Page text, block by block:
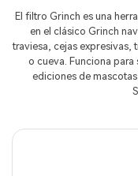
El filtro Grinch es una
en el clásico Grinch
traviesa, cejas expresivas,
o cueva. Funciona
ediciones de